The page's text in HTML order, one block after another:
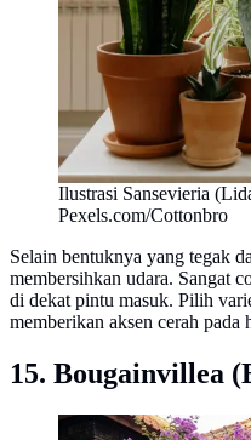
Ilustrasi Sansevieria
Pexels.com/Cottonbro
Selain bentuknya yang tegak
membersihkan udara. Sangat
di dekat pintu masuk. Pilih
memberikan aksen cerah pada
15. Bougainvillea